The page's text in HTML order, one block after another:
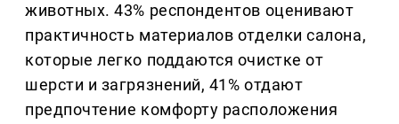
животных. 43% респондентов оценивают
практичность материалов отделки салона,
которые легко поддаются очистке от
шерсти и загрязнений, 41% отдают
предпочтение комфорту расположения